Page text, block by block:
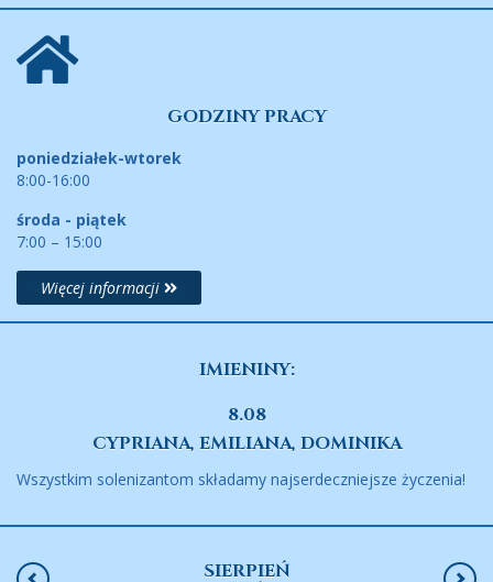
GODZINY PRACY
poniedziałek-wtorek
8:00-16:00
środa - piątek
7:00 – 15:00
Więcej informacji
IMIENINY:
8.08
CYPRIANA, EMILIANA, DOMINIKA
Wszystkim solenizantom składamy najserdeczniejsze życzenia!
SIERPIEŃ